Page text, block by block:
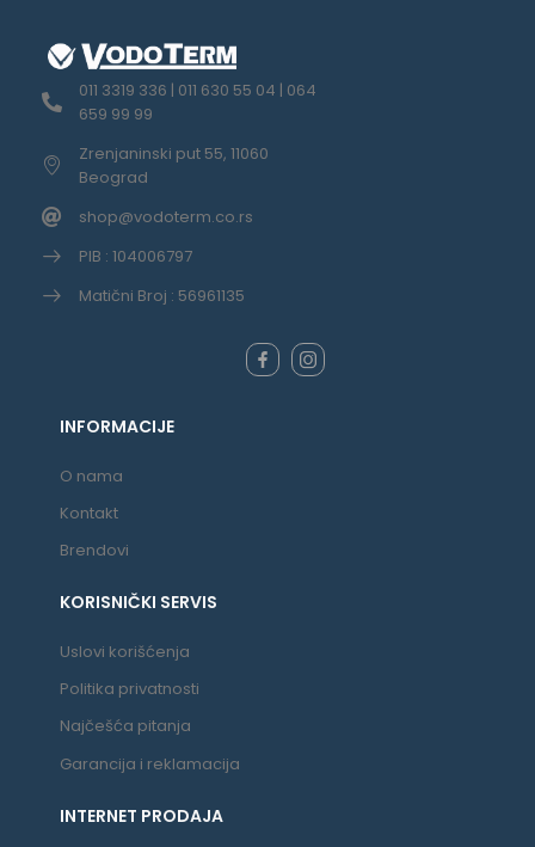
011 3319 336 | 011 630 55 04 | 064
659 99 99
Zrenjaninski put 55, 11060
Beograd
shop@vodoterm.co.rs
PIB : 104006797
Matični Broj : 56961135
INFORMACIJE
O nama
Kontakt
Brendovi
KORISNIČKI SERVIS
Uslovi korišćenja
Politika privatnosti
Najčešća pitanja
Garancija i reklamacija
INTERNET PRODAJA